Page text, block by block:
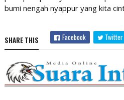
bumi nengah nyappur yang kita
SHARE THIS Facebook Twitter